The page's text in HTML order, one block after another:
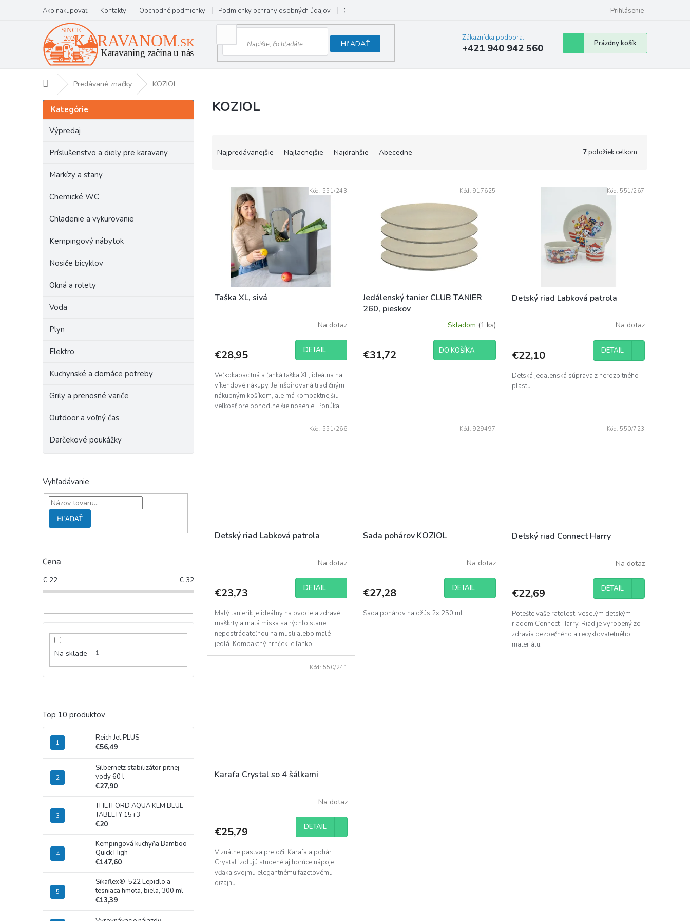
obsah
Ako nakupovať Kontakty Obchodné podmienky Podmienky ochrany osobných údajov Odstúpenie od zmluvy Prihlásenie
HĽADAŤ
Zákaznícka podpora:
+421 940 942 560
Nákupný
košík
Prázdny košík
DomovPredávané značky KOZIOL
B
o
Preskočiť
kategórie
Kategórie
Výpredaj
Príslušenstvo a diely pre karavany
Markízy a stany
Chemické WC
Chladenie a vykurovanie
Kempingový nábytok
Nosiče bicyklov
Okná a rolety
Voda
Plyn
Elektro
Kuchynské a domáce potreby
Grily a prenosné variče
Outdoor a voľný čas
Darčekové poukážky
Vyhľadávanie
HĽADAŤ
Cena
€ 22 € 32
Na sklade 1
Top 10 produktov
Reich Jet PLUS
€56,49
Silbernetz stabilizátor pitnej
vody 60 l
€27,90
THETFORD AQUA KEM BLUE
TABLETY 15+3
€20
Kempingová kuchyňa Bamboo
Quick High
€147,60
Sikaflex®-522 Lepidlo a
tesniaca hmota, biela, 300 ml
€13,39
KOZIOL
o
Najpredávanejšie Najlacnejšie Najdrahšie Abecedne 7položiek celkom
kTaška XL, sivá
Na dotaz
€28,95 DETAIL
Veľkokapacitná a ľahká taška XL, ideálna na
víkendové nákupy. Je inšpirovaná tradičným
nákupným košíkom, ale má kompaktnejšiu
veľkosť pre pohodlnejšie nosenie. Ponúka
dostatok...
Kód: 551/243
Jedálenský tanier CLUB TANIER
260, pieskov
Skladom (1 ks)
€31,72 DO KOŠÍKA
Kód: 917625
Detský riad Labková patrola
Na dotaz
€22,10 DETAIL
Detská jedalenská súprava z nerozbitného
plastu.
Kód: 551/267
Detský riad Labková patrola
Na dotaz
€23,73 DETAIL
Malý tanierik je ideálny na ovocie a zdravé
maškrty a malá miska sa rýchlo stane
nepostrádateľnou na müsli alebo malé
jedlá. Kompaktný hrnček je ľahko
uchopiteľný pre malé...
Kód: 551/266
Sada pohárov KOZIOL
Na dotaz
€27,28 DETAIL
Sada pohárov na džús 2x 250 ml
Kód: 929497
Detský riad Connect Harry
Na dotaz
€22,69 DETAIL
Potešte vaše ratolesti veselým detským
riadom Connect Harry. Riad je vyrobený zo
zdravia bezpečného a recyklovateľného
materiálu.
Kód: 550/723
Karafa Crystal so 4 šálkami
Na dotaz
€25,79 DETAIL
Vizuálne pastva pre oči. Karafa a pohár
Crystal izolujú studené aj horúce nápoje
vďaka svojmu elegantnému fazetovému
dizajnu.
Kód: 550/241